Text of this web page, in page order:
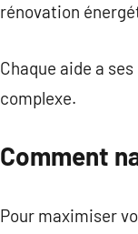
rénovation
Chaque aide a
complexe.
Comment
Pour maximiser